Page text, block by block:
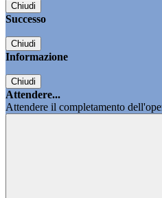
Chiudi
Successo
Chiudi
Informazione
Chiudi
Attendere...
Attendere il completamento